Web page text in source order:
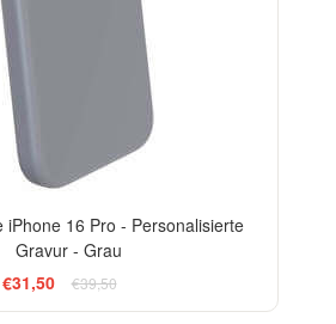
iPhone 16 Pro - Personalisierte
Gravur - Grau
€31,50
€39,50